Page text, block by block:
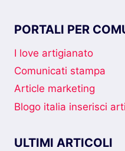
PORTALI PER
I love artigianato
Comunicati stampa
Article marketing
Blogo italia inserisci
ULTIMI ARTICOLI